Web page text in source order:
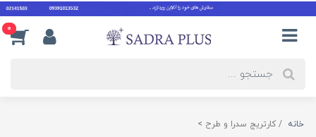
0
خانه کارتریج سدرا و طرح >